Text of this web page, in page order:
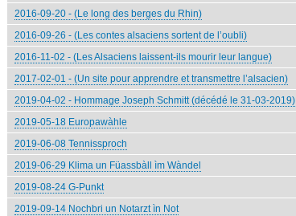
décroissant
2016-09-20 - (Le long des berges du Rhin)
2016-09-26 - (Les contes alsaciens sortent de l’oubli)
2016-11-02 - (Les Alsaciens laissent-ils mourir leur langue)
2017-02-01 - (Un site pour apprendre et transmettre l’alsacien)
2019-04-02 - Hommage Joseph Schmitt (décédé le 31-03-2019)
2019-05-18 Europawàhle
2019-06-08 Tennissproch
2019-06-29 Klima un Füassbàll ìm Wàndel
2019-08-24 G-Punkt
2019-09-14 Nochbri un Notarzt ìn Not